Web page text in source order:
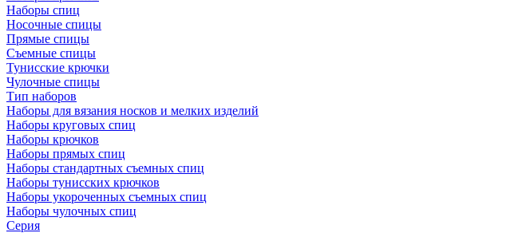
Наборы спиц
Носочные спицы
Прямые спицы
Съемные спицы
Тунисские крючки
Чулочные спицы
Тип наборов
Наборы для вязания носков и мелких изделий
Наборы круговых спиц
Наборы крючков
Наборы прямых спиц
Наборы стандартных съемных спиц
Наборы тунисских крючков
Наборы укороченных съемных спиц
Наборы чулочных спиц
Серия